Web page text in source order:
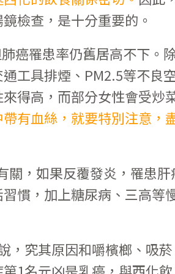
檢查，是十分重要的。
癌罹患率仍舊居高不下。
工具排煙、PM2.5等不良
得高，而部分女性會受炒
有血絲，就要特別注意，
關，如果反覆發炎，罹患肝
慣，加上糖尿病、三高等
，究其原因和嚼檳榔、吸菸